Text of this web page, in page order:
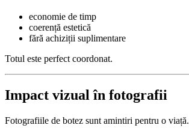
economie de timp
coerență estetică
fără achiziții suplimentare
Totul este perfect coordonat.
Impact vizual în fotografii
Fotografiile de botez sunt amintiri pentru o viață.